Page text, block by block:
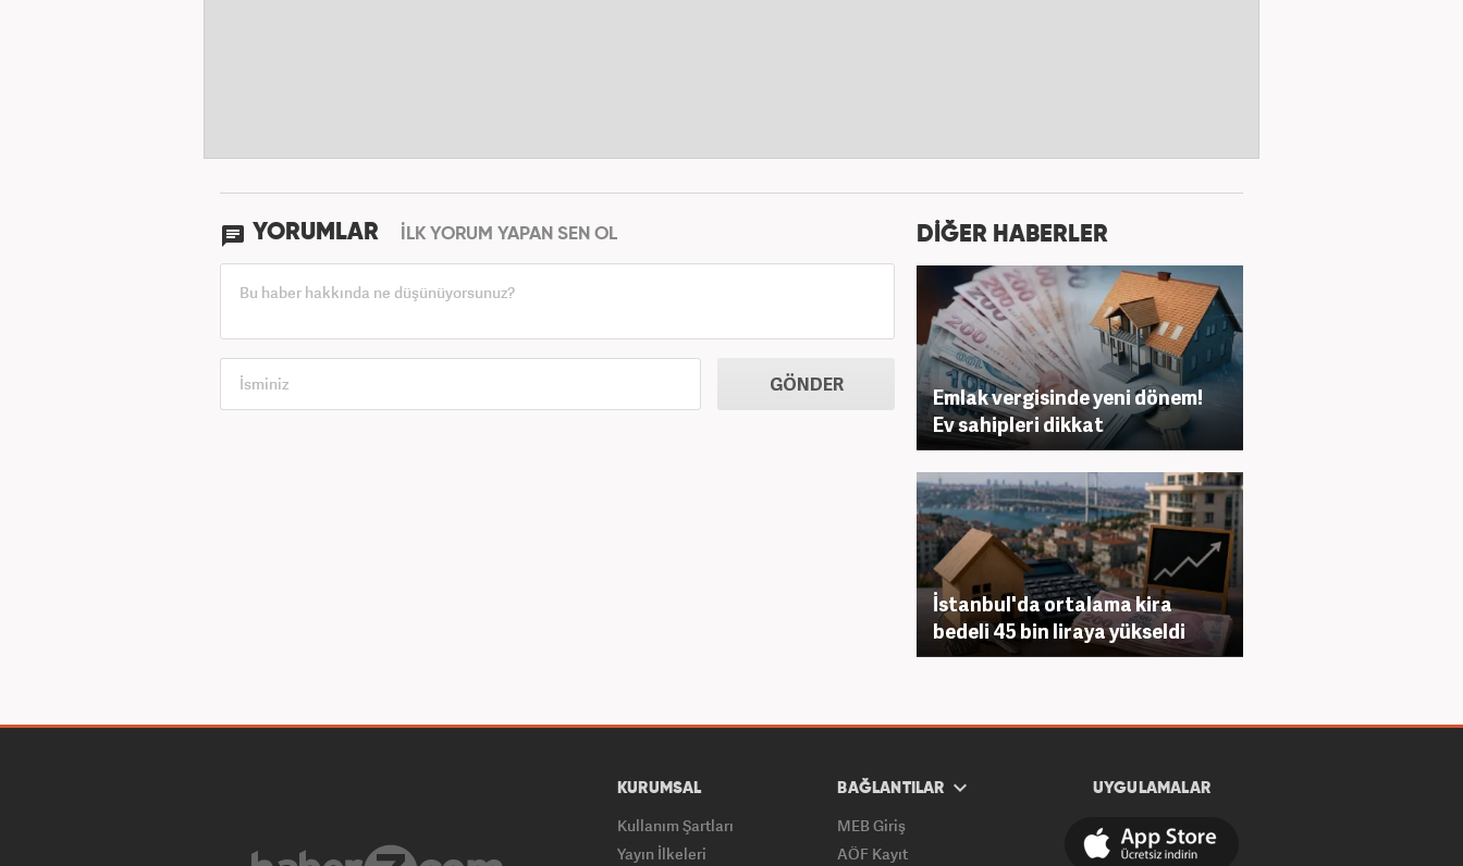
YORUMLAR İLK YORUM YAPAN SEN OL
GÖNDER
DİĞER HABERLER
Emlak vergisinde yeni dönem!
Ev sahipleri dikkat
İstanbul'da ortalama kira
bedeli 45 bin liraya yükseldi
KURUMSAL
Kullanım Şartları
Yayın İlkeleri
BAĞLANTILAR
MEB Giriş
AÖF Kayıt
UYGULAMALAR